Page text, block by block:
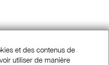
et des contenus de
utiliser de manière